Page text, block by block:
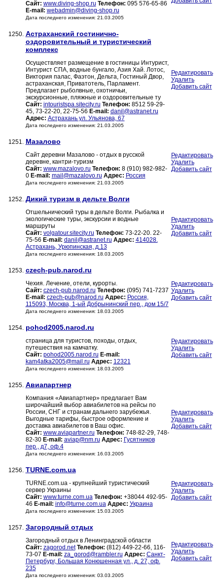
Сайт: www.diving-shop.ru Телефон: 095 576-65-86
E-mail: webadmin@diving-shop.ru
Дата последнего изменения: 21.03.2005
1250. Астраханский гостинично-
оздоровительный и туристический
комплекс
Осуществляет размещение в гостиницы Интурист,
Интурист СПА, водные бунгало, Азия Хай. Лотос,
Виктория палас, Фаэтон, Дельта, Гостиный Двор,
астраханская, Приватотель, Парламент.
Предлагает рыболвные, охотничьи,
экскурсионные, пляжные и оздоровительные ту
Сайт: intouristspa.sitecity.ru Телефон: 8512 59-29-
45, 73-22-20, 22-75-56 E-mail: danil@astranet.ru
Адрес: Астрахань ул. Ульянова, 67
Дата последнего изменения: 21.03.2005
Редактировать
Удалить
Добавить сайт
1251. Мазалово
Сайт деревни Мазалово - отдых в русской
деревне, кантри-туризм
Сайт: www.mazalovo.ru Телефон: 8 (910) 982-982-
0 E-mail: mail@mazalovo.ru Адрес: Россия
Дата последнего изменения: 21.03.2005
Редактировать
Удалить
Добавить сайт
1252. Дикий туризм в дельте Волги
Отшельнический туры в дельте Волги. Рыбалка и
экологические туры, экскурсии и водные
маршруты
Сайт: volgatour.sitecity.ru Телефон: 73-22-20. 22-
75-56 E-mail: danil@astranet.ru Адрес: 414028.
Астрахань, Урюпинская, д.13
Дата последнего изменения: 18.03.2005
Редактировать
Удалить
Добавить сайт
1253. czech-pub.narod.ru
Чехия. Лечение, отели, курорты.
Сайт: czech-pub.narod.ru Телефон: (095) 741-7237
E-mail: czech-pub@narod.ru Адрес: Россия,
115093, Москва, 1-ый Добрынинский пер., дом 15/7
Дата последнего изменения: 18.03.2005
Редактировать
Удалить
Добавить сайт
1254. pohod2005.narod.ru
страница для туристов, походы, отдых,
путешествия на камчатку.
Сайт: pohod2005.narod.ru E-mail:
kam4atka2005@mail.ru Адрес: 12321
Дата последнего изменения: 18.03.2005
Редактировать
Удалить
Добавить сайт
1255. Авиапартнер
Компания «Авиапартнер» предлагает Вам
широчайший выбор авиабилетов на рейсы по
России, СНГ и странам дальнего зарубежья.
Выгодные тарифы, быстрое оформление и
доставка авиабилетов в Ваш офис.
Сайт: www.aviapartner.ru Телефон: 748-82-29, 748-
82-30 E-mail: aviap@nm.ru Адрес: Гусятников
пер., д7, оф.4
Дата последнего изменения: 16.03.2005
Редактировать
Удалить
Добавить сайт
1256. TURNE.com.ua
TURNE.com.ua - крупнейший туристический
сервер Украины
Сайт: www.turne.com.ua Телефон: +38044 492-95-
46 E-mail: info@turne.com.ua Адрес: Украина
Дата последнего изменения: 15.03.2005
Редактировать
Удалить
Добавить сайт
1257. Загородный отдых
Загородный отдых в Ленинградской области
Сайт: zagorod.net Телефон: (812) 449-22-66, 116-
73-07 E-mail: za_gorod@rambler.ru Адрес: Санкт-
Петербург, Большая Конюшенная ул., д. 27, оф.
235
Дата последнего изменения: 03.03.2005
Редактировать
Удалить
Добавить сайт